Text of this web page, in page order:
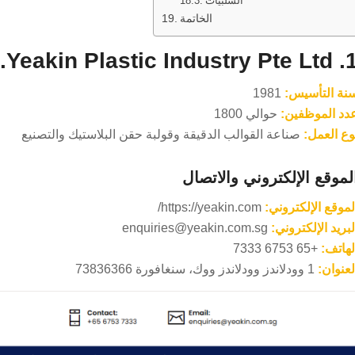
الخاتمة
1. Yeakin
التأسيس:
الموظفين: حوالي 1800
العمل: صناعة القوالب الدقيقة وقولبة حقن البلاستيك والتصنيع
الموقع الإلكتروني والاتصال
الموقع الإلكتروني:
البريد الإلكتروني:
الهاتف: +65 6753 7333
العنوان: